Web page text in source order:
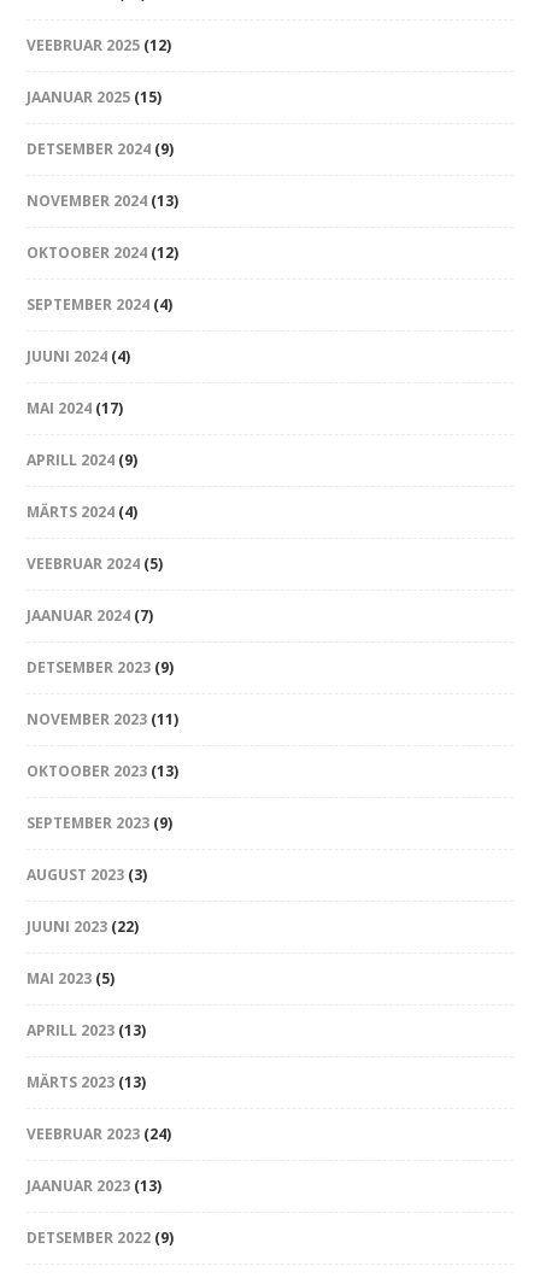
VEEBRUAR 2025 (12)
JAANUAR 2025 (15)
DETSEMBER 2024 (9)
NOVEMBER 2024 (13)
OKTOOBER 2024 (12)
SEPTEMBER 2024 (4)
JUUNI 2024 (4)
MAI 2024 (17)
APRILL 2024 (9)
MÄRTS 2024 (4)
VEEBRUAR 2024 (5)
JAANUAR 2024 (7)
DETSEMBER 2023 (9)
NOVEMBER 2023 (11)
OKTOOBER 2023 (13)
SEPTEMBER 2023 (9)
AUGUST 2023 (3)
JUUNI 2023 (22)
MAI 2023 (5)
APRILL 2023 (13)
MÄRTS 2023 (13)
VEEBRUAR 2023 (24)
JAANUAR 2023 (13)
DETSEMBER 2022 (9)